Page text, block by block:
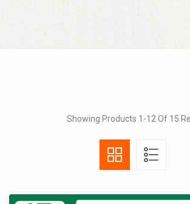
Showing Products 1-12 Of 15